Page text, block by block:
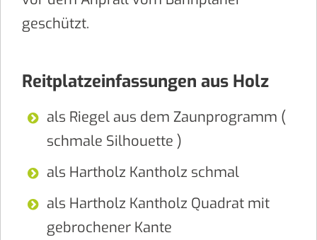
geschützt.
Reitplatzeinfassungen aus Holz
als Riegel aus dem Zaunprogramm (
schmale Silhouette )
als Hartholz Kantholz schmal
als Hartholz Kantholz Quadrat mit
gebrochener Kante